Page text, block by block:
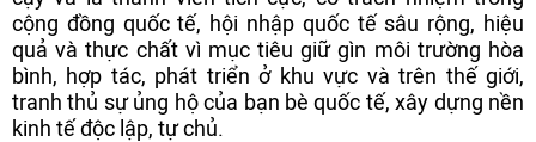
cộng đồng quốc tế, hội nhập quốc tế sâu rộng, hiệu
quả và thực chất vì mục tiêu giữ gìn môi trường hòa
bình, hợp tác, phát triển ở khu vực và trên thế giới,
tranh thủ sự ủng hộ của bạn bè quốc tế, xây dựng nền
kinh tế độc lập, tự chủ.